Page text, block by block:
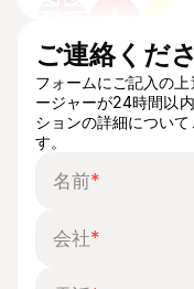
ご連絡くだ
フォームにご記入の
ージャーが24時間以
ションの詳細につい
す。
名前*
会社*